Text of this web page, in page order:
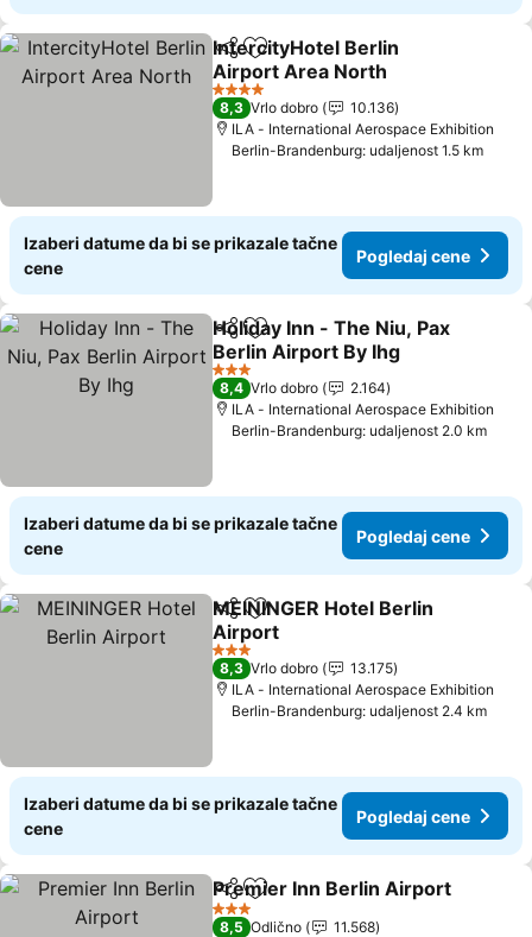
Deli Dodati u favorite
IntercityHotel Berlin
Airport Area North
Pogledaj cene
4 Zvezdice
8,3 Vrlo dobro
10.136
ILA - International Aerospace Exhibition
Berlin-Brandenburg: udaljenost 1.5 km
Izaberi datume da bi se prikazale tačne
cene
Pogledaj cene
Deli Dodati u favorite
Holiday Inn - The Niu, Pax
Berlin Airport By Ihg
Pogledaj cene
3 Zvezdice
8,4 Vrlo dobro
2.164
ILA - International Aerospace Exhibition
Berlin-Brandenburg: udaljenost 2.0 km
Izaberi datume da bi se prikazale tačne
cene
Pogledaj cene
Deli Dodati u favorite
MEININGER Hotel Berlin
Airport
Pogledaj cene
3 Zvezdice
8,3 Vrlo dobro
13.175
ILA - International Aerospace Exhibition
Berlin-Brandenburg: udaljenost 2.4 km
Izaberi datume da bi se prikazale tačne
cene
Pogledaj cene
Deli Dodati u favorite
Premier Inn Berlin Airport
3 Zvezdice
8,5 Odlično
11.568